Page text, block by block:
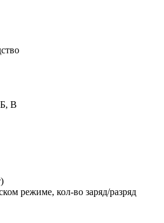
B
режиме, кол-во заряд/разряд